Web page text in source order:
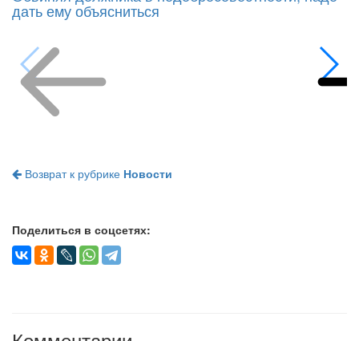
Обвиняя должника в недобросовестности, надо
дать ему объясниться
Поделиться в соцсетях: